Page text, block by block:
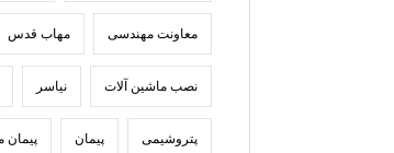
معاونت مهندسی مهاب قدس
نصب ماشین آلات نیاسر
پتروشیمی پیمان پیمان